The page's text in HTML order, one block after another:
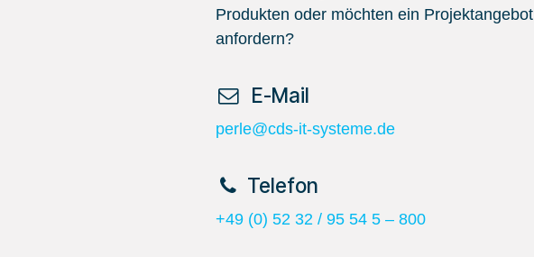
Produkten oder möchten ein Projektangebot
anfordern?
​ E-Mail
perle@cds-it-systeme.de
​Telefon
+49 (0) 52 32 / 95 54 5 – 800